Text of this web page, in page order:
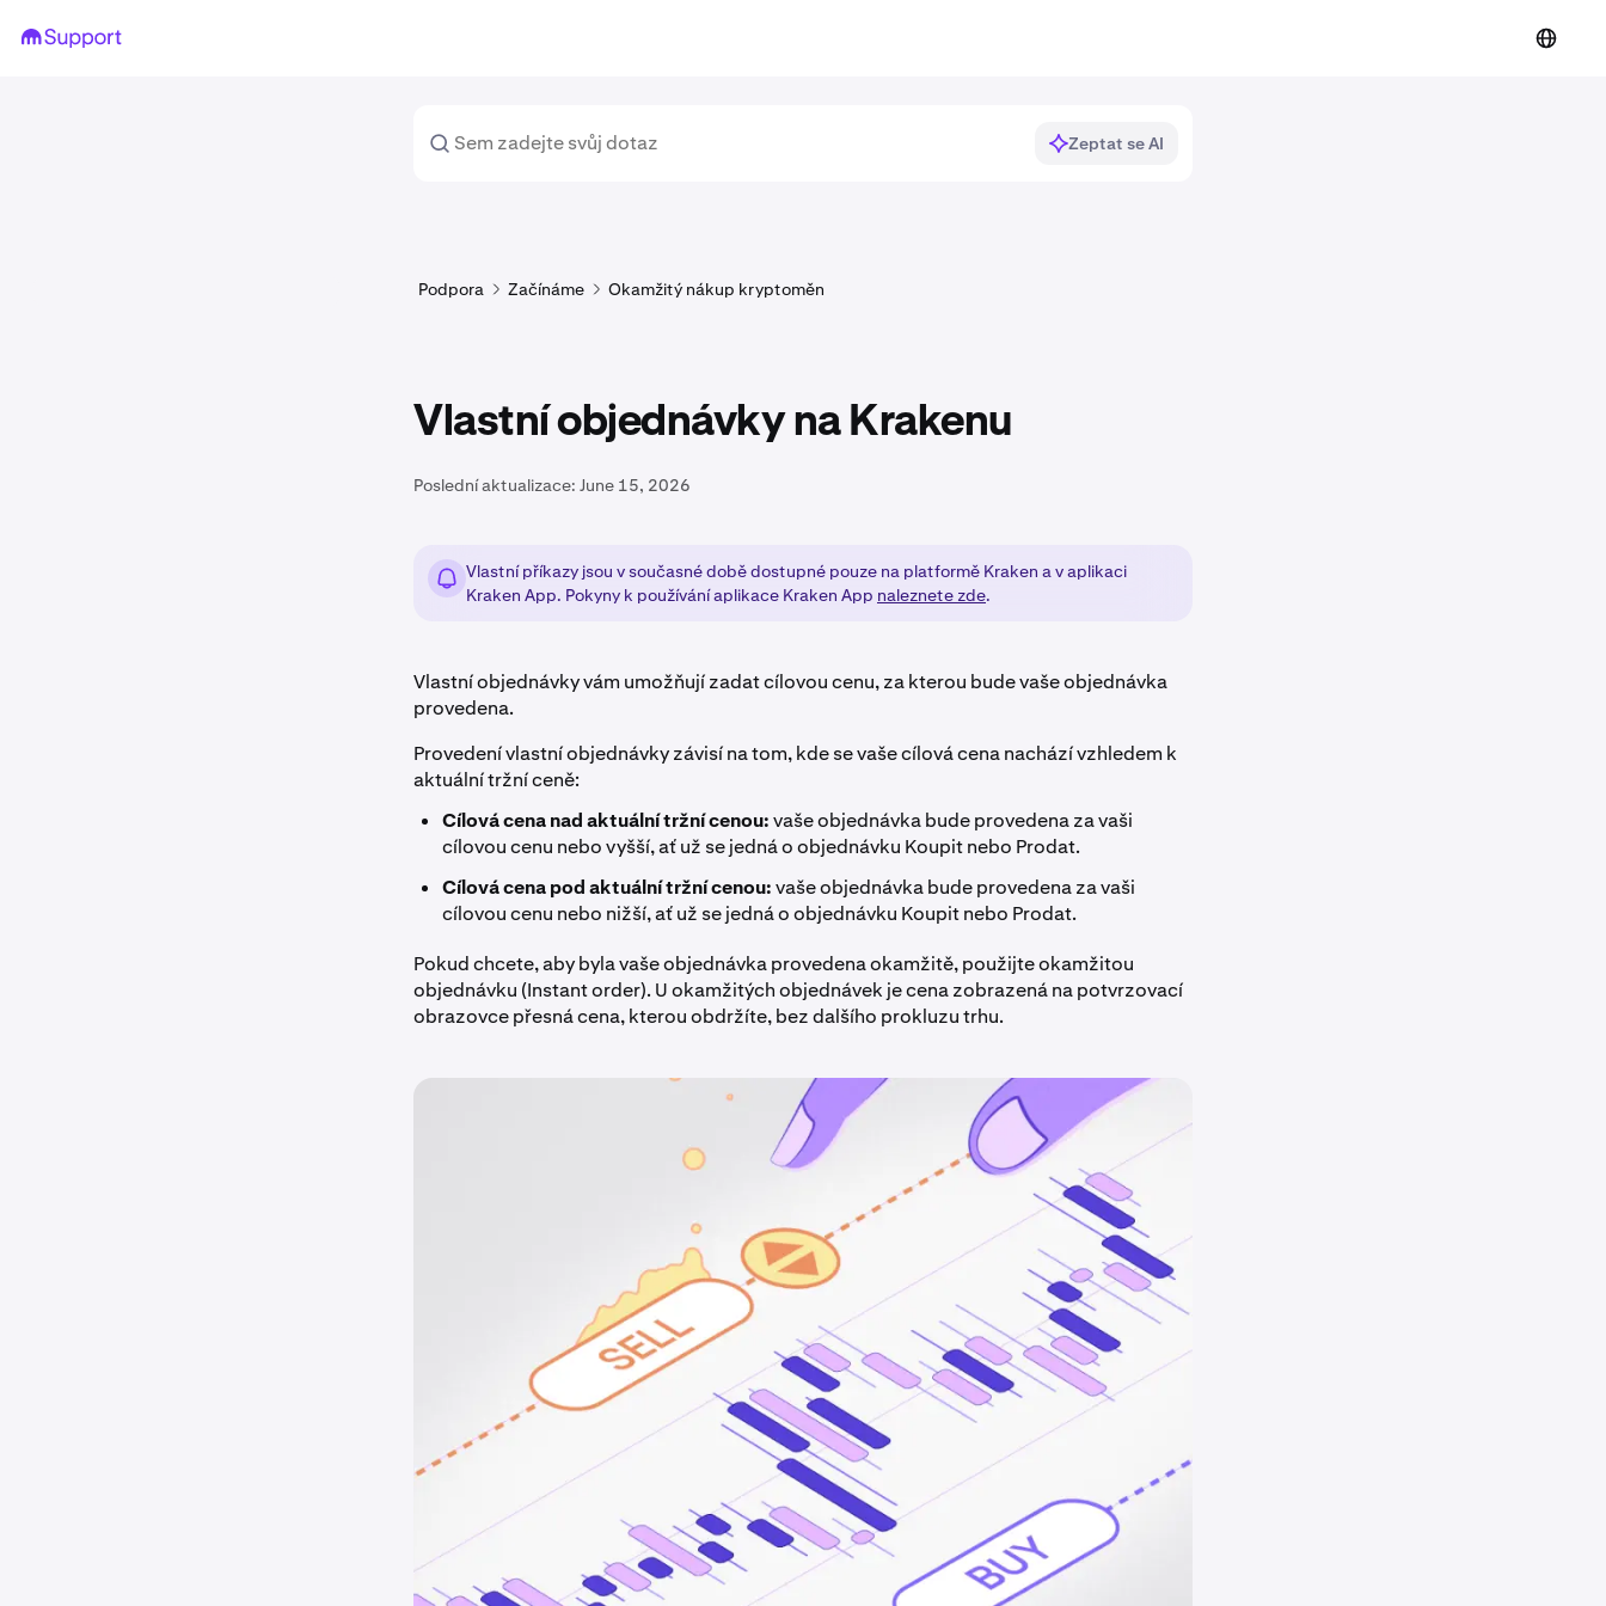
Zeptat se AI
Podpora Začínáme Okamžitý nákup kryptoměn
Vlastní objednávky na Krakenu
Poslední aktualizace: June 15, 2026
Vlastní příkazy jsou v současné době dostupné pouze na platformě Kraken a v aplikaci
Kraken App. Pokyny k používání aplikace Kraken App naleznete zde.
Vlastní objednávky vám umožňují zadat cílovou cenu, za kterou bude vaše objednávka
provedena.
Provedení vlastní objednávky závisí na tom, kde se vaše cílová cena nachází vzhledem k
aktuální tržní ceně:
Cílová cena nad aktuální tržní cenou:vaše objednávka bude provedena za vaši
cílovou cenu nebo vyšší, ať už se jedná o objednávku Koupit nebo Prodat.
Cílová cena pod aktuální tržní cenou:vaše objednávka bude provedena za vaši
cílovou cenu nebo nižší, ať už se jedná o objednávku Koupit nebo Prodat.
Pokud chcete, aby byla vaše objednávka provedena okamžitě, použijte okamžitou
objednávku (Instant order). U okamžitých objednávek je cena zobrazená na potvrzovací
obrazovce přesná cena, kterou obdržíte, bez dalšího prokluzu trhu.